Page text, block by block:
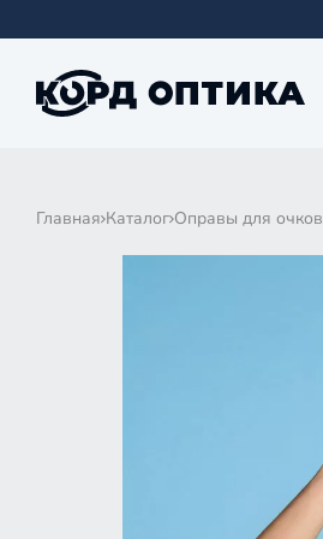
Главная Каталог Оправы для очков